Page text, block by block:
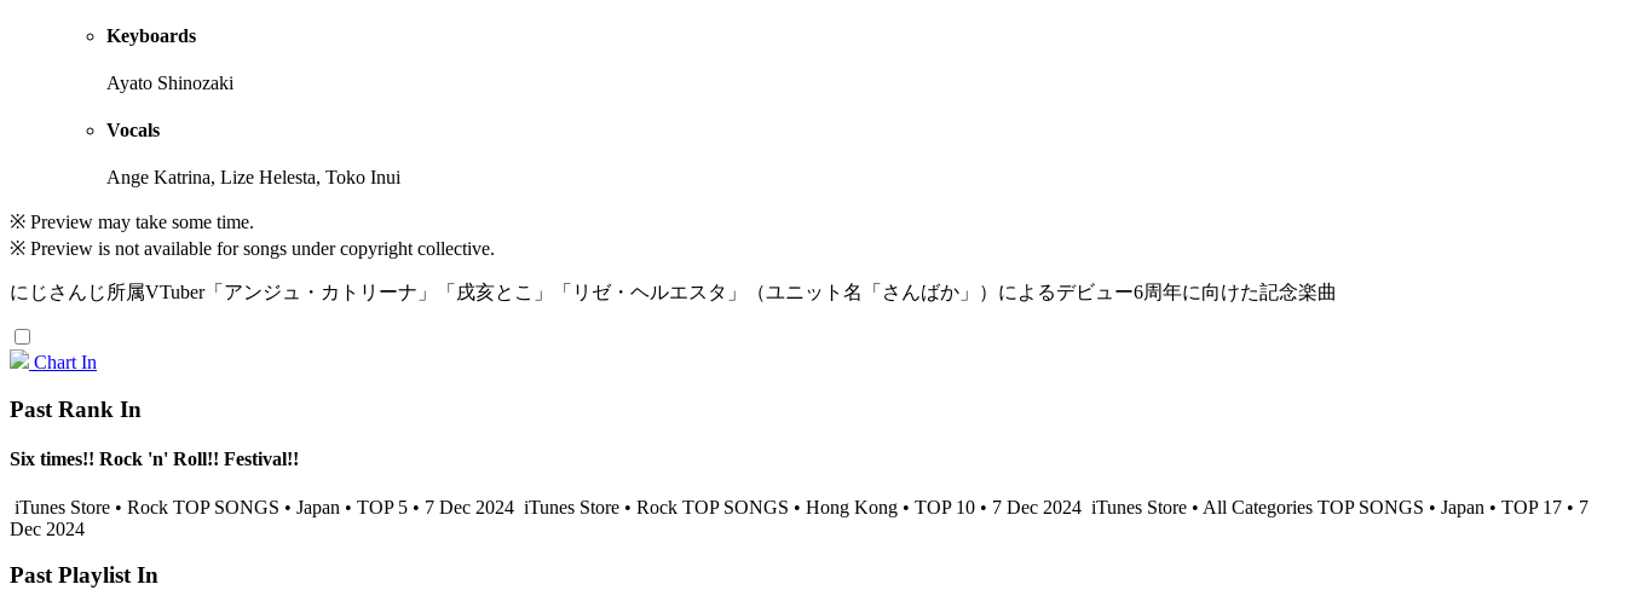
Keyboards
Ayato Shinozaki
Vocals
Ange Katrina, Lize Helesta, Toko Inui
※ Preview may take some time.
※ Preview is not available for songs under copyright collective.
にじさんじ所属VTuber「アンジュ・カトリーナ」「戌亥とこ」「リゼ・ヘルエスタ」（ユニット名「さんばか」）によるデビュー6周年に向けた記念楽曲
Chart In
Past Rank In
Six times!! Rock 'n' Roll!! Festival!!
iTunes Store • Rock TOP SONGS • Japan • TOP 5 • 7 Dec 2024 iTunes Store • Rock TOP SONGS • Hong Kong • TOP 10 • 7 Dec 2024 iTunes Store • All Categories TOP SONGS • Japan • TOP 17 • 7
Dec 2024
Past Playlist In